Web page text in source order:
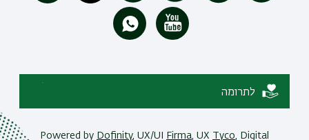
לתרומה
Powered by Dofinity, UX/UI Firma , UX Tyco , Digital